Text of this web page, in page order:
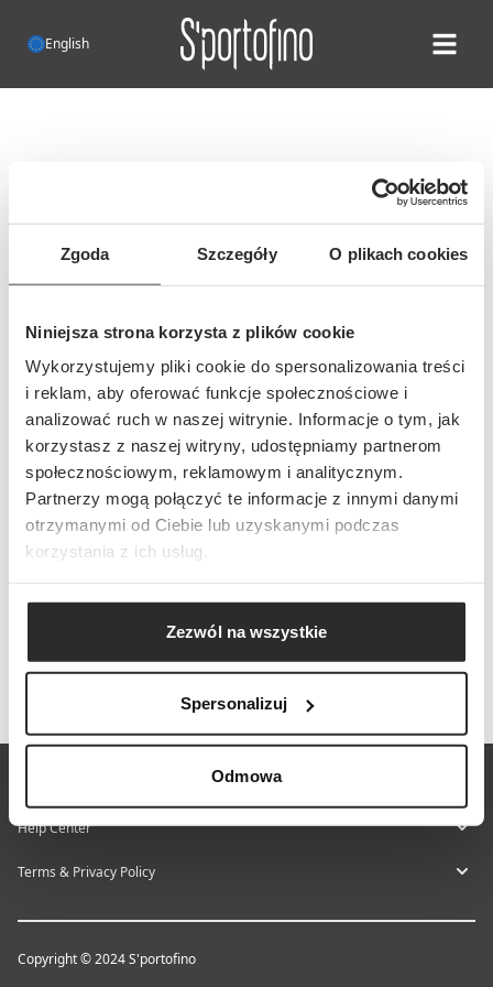
Zgoda Szczegóły O plikach cookies
Niniejsza strona korzysta z plików cookie
Wykorzystujemy pliki cookie do spersonalizowania treści
i reklam, aby oferować funkcje społecznościowe i
analizować ruch w naszej witrynie. Informacje o tym, jak
korzystasz z naszej witryny, udostępniamy partnerom
społecznościowym, reklamowym i analitycznym.
Partnerzy mogą połączyć te informacje z innymi danymi
otrzymanymi od Ciebie lub uzyskanymi podczas
korzystania z ich usług.
Zezwól na wszystkie
Spersonalizuj
Odmowa
English Open
Unfortunately, such a website does
not exist
It is possible that the address of this
incorrect address...
Help Center
Terms & Privacy Policy
Copyright © 2024 S'portofino